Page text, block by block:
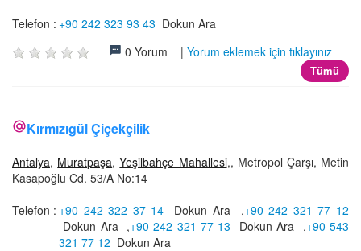
Telefon : +90 242 323 93 43 Dokun Ara
0 Yorum | Yorum eklemek için tıklayınız
Tümü
Kırmızıgül Çiçekçilik
Antalya, Muratpaşa,Yeşilbahçe Mahallesi,, Metropol Çarşı, Metin
Kasapoğlu Cd. 53/A No:14
Telefon : +90 242 322 37 14 Dokun Ara ,+90 242 321 77 12
Dokun Ara ,+90 242 321 77 13 Dokun Ara ,+90 543
321 77 12 Dokun Ara